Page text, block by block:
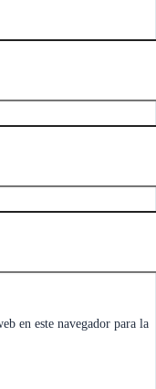
en este navegador para la